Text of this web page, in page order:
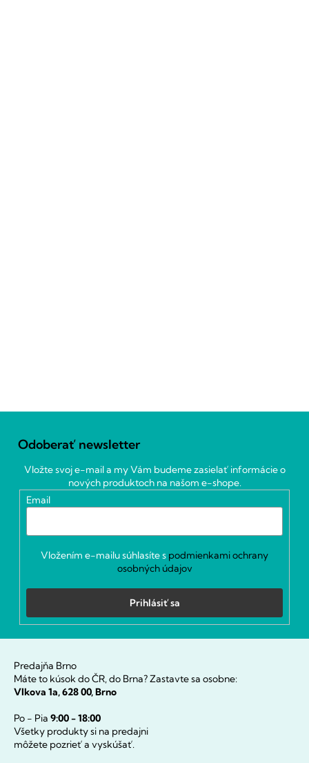
Odoberať newsletter
Vložte svoj e-mail a my Vám budeme zasielať informácie o
nových produktoch na našom e-shope.
Email
Vložením e-mailu súhlasíte s podmienkami ochrany
osobných údajov
Prihlásiť sa
Predajňa Brno
Máte to kúsok do ČR, do Brna? Zastavte sa osobne:
Vlkova 1a, 628 00, Brno
Po - Pia 9:00 - 18:00
Všetky produkty si na predajni
môžete pozrieť a vyskúšať.